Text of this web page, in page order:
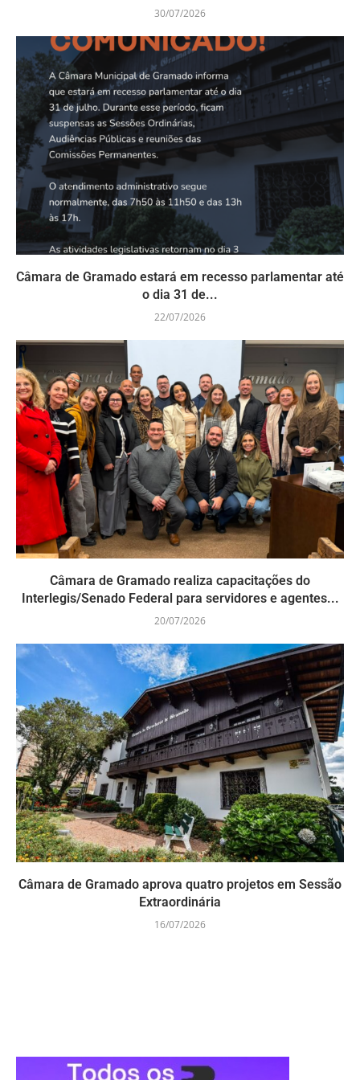
30/07/2026
Câmara de Gramado estará em recesso parlamentar até
o dia 31 de...
22/07/2026
Câmara de Gramado realiza capacitações do
Interlegis/Senado Federal para servidores e agentes...
20/07/2026
Câmara de Gramado aprova quatro projetos em Sessão
Extraordinária
16/07/2026